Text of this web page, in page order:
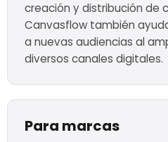
creación y distribución de
Canvasflow también
a nuevas audiencias al
diversos canales digitales.
Para marcas